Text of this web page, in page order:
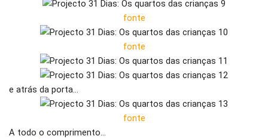
fonte
fonte
e atrás da porta…
fonte
A todo o comprimento…